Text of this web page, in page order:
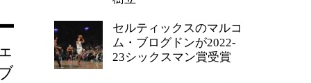
セルティックスのマルコ
ム・ブログドンが2022-
23シックスマン賞受賞